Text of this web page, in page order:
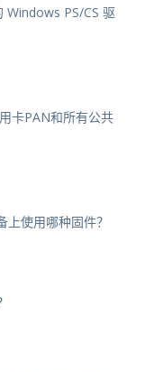
Windows PS/CS 驱
卡PAN和所有公共
使用哪种固件？